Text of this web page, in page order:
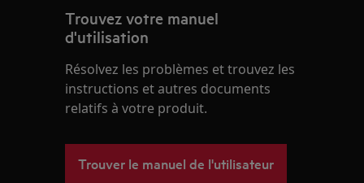
Trouvez votre manuel
d'utilisation
Résolvez les problèmes et trouvez les
instructions et autres documents
relatifs à votre produit.
Trouver le manuel de l'utilisateur